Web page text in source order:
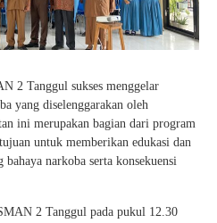
2 Tanggul sukses menggelar
yang diselenggarakan oleh
ini merupakan bagian dari program
untuk memberikan edukasi dan
bahaya narkoba serta konsekuensi
2 Tanggul pada pukul 12.30